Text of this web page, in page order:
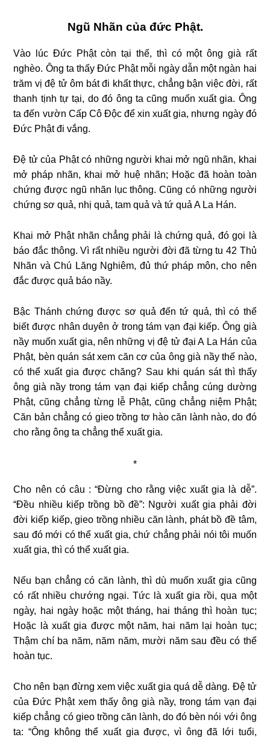
Ngũ Nhãn của đức Phật.
Vào lúc Ðức Phật còn tại thế, thì có một ông già rất
nghèo. Ông ta thấy Ðức Phật mỗi ngày dẫn một ngàn hai
trăm vị đệ tử ôm bát đi khất thực, chẳng bận việc đời, rất
thanh tịnh tự tại, do đó ông ta cũng muốn xuất gia. Ông
ta đến vườn Cấp Cô Ðộc để xin xuất gia, nhưng ngày đó
Ðức Phật đi vắng.
Ðệ tử của Phật có những người khai mở ngũ nhãn, khai
mở pháp nhãn, khai mở huệ nhãn; Hoặc đã hoàn toàn
chứng được ngũ nhãn lục thông. Cũng có những người
chứng sơ quả, nhị quả, tam quả và tứ quả A La Hán.
Khai mở Phật nhãn chẳng phải là chứng quả, đó gọi là
báo đắc thông. Vì rất nhiều người đời đã từng tu 42 Thủ
Nhãn và Chú Lăng Nghiêm, đủ thứ pháp môn, cho nên
đắc được quả báo nầy.
Bậc Thánh chứng được sơ quả đến tứ quả, thì có thể
biết được nhân duyên ở trong tám vạn đại kiếp. Ông già
nầy muốn xuất gia, nên những vị đệ tử đại A La Hán của
Phật, bèn quán sát xem căn cơ của ông già nầy thế nào,
có thể xuất gia được chăng? Sau khi quán sát thì thấy
ông già nầy trong tám vạn đại kiếp chẳng cúng dường
Phật, cũng chẳng từng lễ Phật, cũng chẳng niệm Phật;
Căn bản chẳng có gieo trồng tơ hào căn lành nào, do đó
cho rằng ông ta chẳng thể xuất gia.
*
Cho nên có câu : “Ðừng cho rằng việc xuất gia là dễ”.
“Ðều nhiều kiếp trồng bồ đề”: Người xuất gia phải đời
đời kiếp kiếp, gieo trồng nhiều căn lành, phát bồ đề tâm,
sau đó mới có thể xuất gia, chứ chẳng phải nói tôi muốn
xuất gia, thì có thể xuất gia.
Nếu bạn chẳng có căn lành, thì dù muốn xuất gia cũng
có rất nhiều chướng ngại. Tức là xuất gia rồi, qua một
ngày, hai ngày hoặc một tháng, hai tháng thì hoàn tục;
Hoặc là xuất gia được một năm, hai năm lại hoàn tục;
Thậm chí ba năm, năm năm, mười năm sau đều có thể
hoàn tục.
Cho nên bạn đừng xem việc xuất gia quá dễ dàng. Ðệ tử
của Ðức Phật xem thấy ông già nầy, trong tám vạn đại
kiếp chẳng có gieo trồng căn lành, do đó bèn nói với ông
ta: “Ông không thể xuất gia được, vì ông đã lới tuổi,